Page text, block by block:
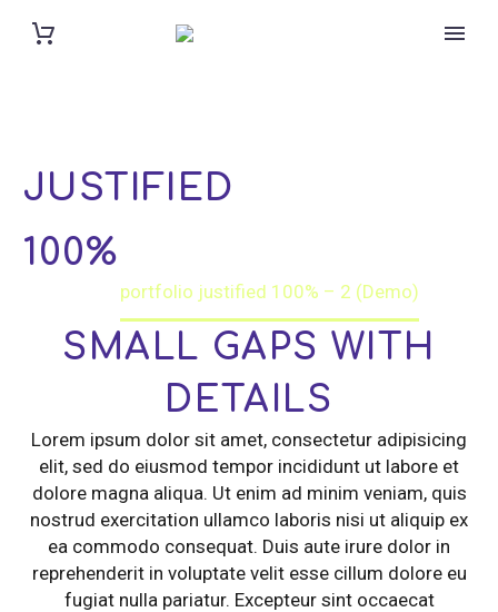
JUSTIFIED
100%
portfolio justified 100% – 2 (Demo)
SMALL GAPS WITH
DETAILS
Lorem ipsum dolor sit amet, consectetur adipisicing
elit, sed do eiusmod tempor incididunt ut labore et
dolore magna aliqua. Ut enim ad minim veniam, quis
nostrud exercitation ullamco laboris nisi ut aliquip ex
ea commodo consequat. Duis aute irure dolor in
reprehenderit in voluptate velit esse cillum dolore eu
fugiat nulla pariatur. Excepteur sint occaecat